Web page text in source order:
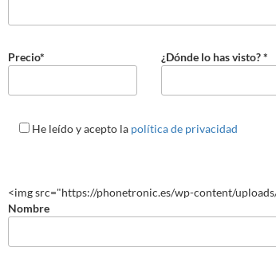
Precio* ¿Dónde lo has visto? *
He leído y acepto la política de privacidad
<img src="https://phonetronic.es/wp-content/
Nombre